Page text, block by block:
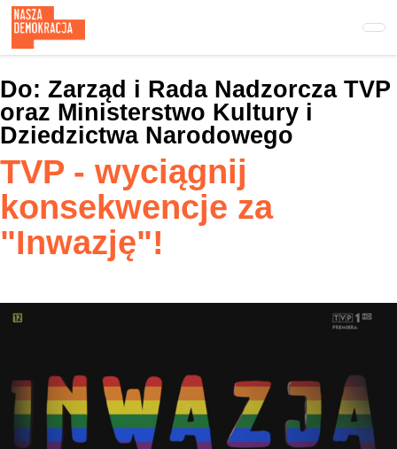
Przejdź
do
treści
głównej
Do: Zarząd i Rada Nadzorcza TVP
oraz Ministerstwo Kultury i
Dziedzictwa Narodowego
TVP - wyciągnij
konsekwencje za
"Inwazję"!